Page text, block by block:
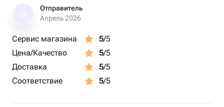
— все необходимые материалы
сохранять свой праздничный, подарочный вид. Его
красиво перевяжут элегантной лентой, добавляя нотку
изящества и торжественности. В каждом конверте
также будет вложено вдохновляющее письмо, которое
Отправитель
Апрель 2026
Сервис магазина 5/5
Цена/Качество
5/5
Доставка
5/5
Соответствие
5/5